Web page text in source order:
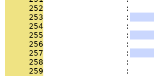
     252
:
     253
                 :
     254
:
     255
                 :
     256
:
     257
                 :
     258
:
     259
: